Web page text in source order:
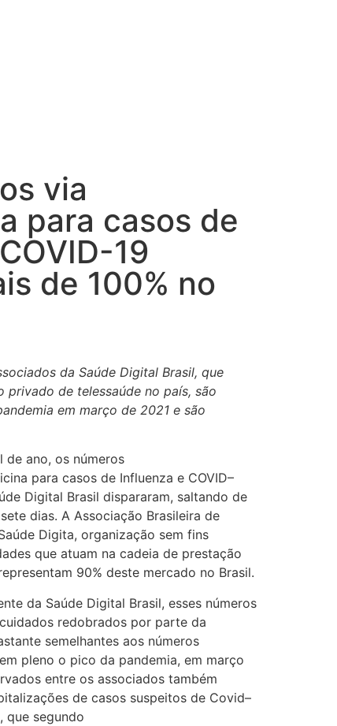
via
para casos de
19
de 100% no
da Saúde Digital Brasil, que
privado de telessaúde no país, são
em março de 2021 e são
de ano, os números
para casos de Influenza e COVID–
Digital Brasil dispararam, saltando de
dias. A Associação Brasileira de
Digita, organização sem fins
que atuam na cadeia de prestação
90% deste mercado no Brasil.
da Saúde Digital Brasil, esses números
redobrados por parte da
semelhantes aos números
pleno o pico da pandemia, em março
entre os associados também
de casos suspeitos de Covid–
que segundo